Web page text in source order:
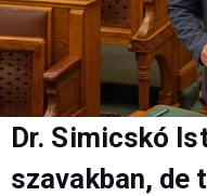
Dr. Simicskó
szavakban, de